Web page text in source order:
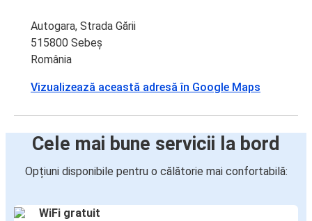
Autogara, Strada Gării
515800 Sebeș
România
Vizualizează această adresă în Google Maps
Cele mai bune servicii la bord
Opțiuni disponibile pentru o călătorie mai confortabilă:
WiFi gratuit